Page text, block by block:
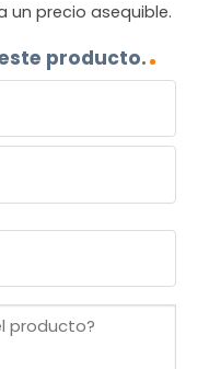
un precio asequible.
producto.